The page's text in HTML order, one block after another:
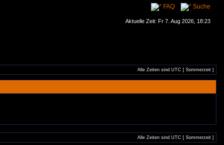
FAQ Suche
Aktuelle Zeit: Fr 7. Aug 2026, 18:23
Alle Zeiten sind UTC [ Sommerzeit ]
Alle Zeiten sind UTC [ Sommerzeit ]